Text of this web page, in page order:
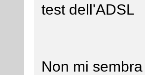
test dell'ADSL
Non mi